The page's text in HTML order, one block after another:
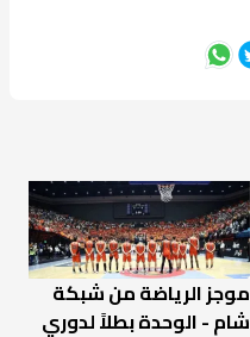
موجز الرياضة من شبكة
شام - الوحدة بطلاً لدوري